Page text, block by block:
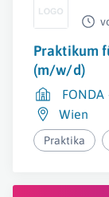
Praktikum
(m/w/d)
Wien
Praktika